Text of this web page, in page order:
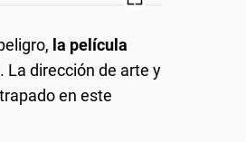
la película
. La dirección de arte y
en este